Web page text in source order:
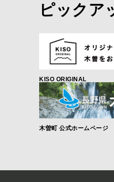
ピックア
KISO ORIGINAL
木曽町 公式ホームページ